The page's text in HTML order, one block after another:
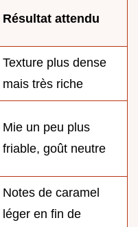
Résultat attendu
Texture plus dense
mais très riche
Mie un peu plus
friable, goût neutre
Notes de caramel
léger en fin de